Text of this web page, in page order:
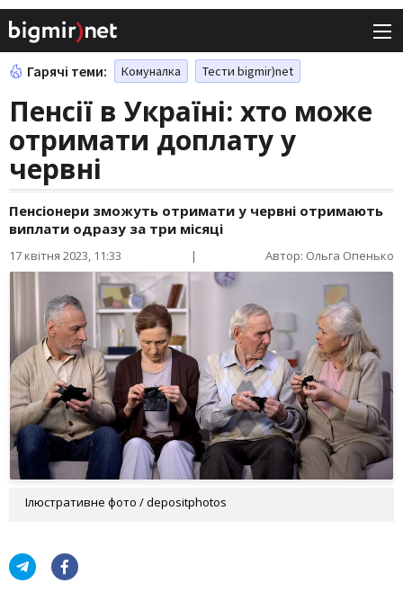
Гарячі теми: Комуналка Тести bigmir)net
Пенсії в Україні: хто може
отримати доплату у
червні
Пенсіонери зможуть отримати у червні отримають
виплати одразу за три місяці
17 квітня 2023, 11:33 | Автор: Ольга Опенько
Ілюстративне фото / depositphotos